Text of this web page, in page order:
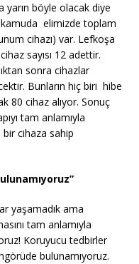
yarın böyle olacak diye
kamuda elimizde toplam
cihazı) var. Lefkoşa
sayısı 12 adettir.
sonra cihazlar
Bunların hiç biri hibe
80 cihaz alıyor. Sonuç
tam anlamıyla
bir cihaza sahip
yaşamadık ama
tam anlamıyla
Koruyucu tedbirler
bulunamıyoruz.